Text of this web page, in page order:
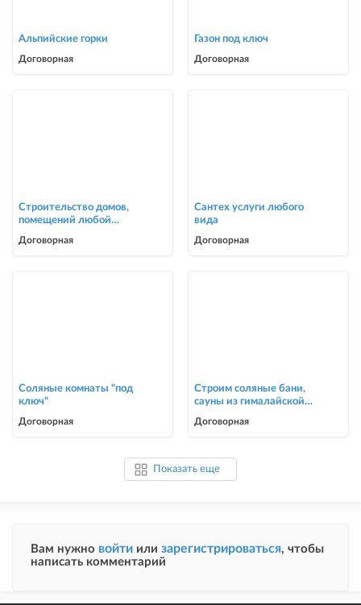
Альпийские горки
Договорная
Газон под ключ
Договорная
Строительство домов,
помещений любой
Договорная
Сантех услуги любого
вида
Договорная
Соляные комнаты "под
ключ"
Договорная
Строим соляные бани,
сауны из гималайской
Договорная
Показать еще
Вам нужно войти или зарегистрироваться, чтобы
написать комментарий